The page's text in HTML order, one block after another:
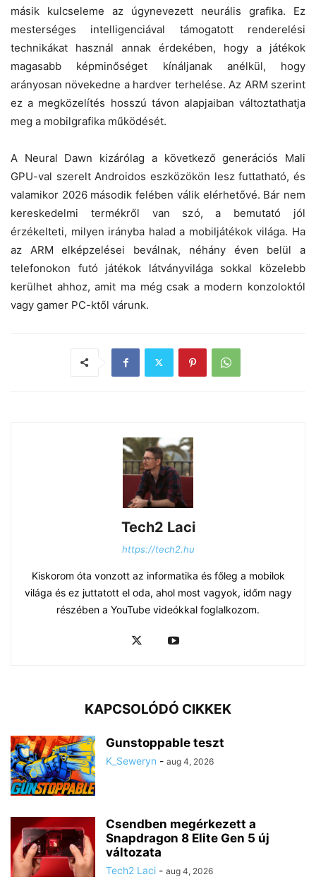
másik kulcseleme az úgynevezett neurális grafika. Ez
mesterséges intelligenciával támogatott renderelési
technikákat használ annak érdekében, hogy a játékok
magasabb képminőséget kínáljanak anélkül, hogy
arányosan növekedne a hardver terhelése. Az ARM szerint
ez a megközelítés hosszú távon alapjaiban változtathatja
meg a mobilgrafika működését.
A Neural Dawn kizárólag a következő generációs Mali
GPU-val szerelt Androidos eszközökön lesz futtatható, és
valamikor 2026 második felében válik elérhetővé. Bár nem
kereskedelmi termékről van szó, a bemutató jól
érzékelteti, milyen irányba halad a mobiljátékok világa. Ha
az ARM elképzelései beválnak, néhány éven belül a
telefonokon futó játékok látványvilága sokkal közelebb
kerülhet ahhoz, amit ma még csak a modern konzoloktól
vagy gamer PC-ktől várunk.
Tech2 Laci
https://tech2.hu
Kiskorom óta vonzott az informatika és főleg a mobilok
világa és ez juttatott el oda, ahol most vagyok, időm nagy
részében a YouTube videókkal foglalkozom.
KAPCSOLÓDÓ CIKKEK
Gunstoppable teszt
K_Seweryn - aug 4, 2026
Csendben megérkezett a
Snapdragon 8 Elite Gen 5 új
változata
Tech2 Laci - aug 4, 2026